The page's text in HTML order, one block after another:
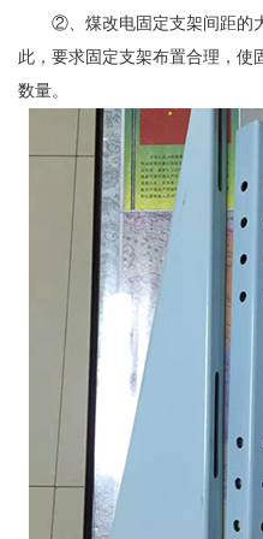
②、煤改电固定支架间距的
此，要求固定支架布置合理，使
数量。